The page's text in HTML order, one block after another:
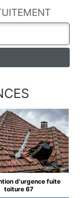
d'urgence fuite
toiture 67